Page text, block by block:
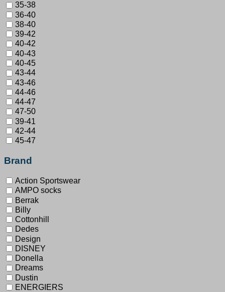
35-38
36-40
38-40
39-42
40-42
40-43
40-45
43-44
43-46
44-46
44-47
47-50
39-41
42-44
45-47
Brand
Action Sportswear
AMPO socks
Berrak
Billy
Cottonhill
Dedes
Design
DISNEY
Donella
Dreams
Dustin
ENERGIERS